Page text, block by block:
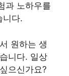
과 노하우를
니다.
원하는 생
니다. 일상
으신가요?